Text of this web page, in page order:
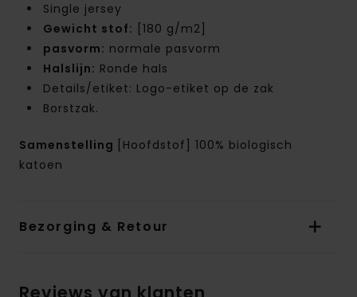
Single jersey
Gewicht stof: [180 g/m2]
pasvorm: normale pasvorm
Halslijn: Ronde hals
Details/etiket: Logo-etiket op de zak
Borstzak.
Samenstelling
[Hoofdstof] 100% biologisch
katoen
Bezorging & Retour